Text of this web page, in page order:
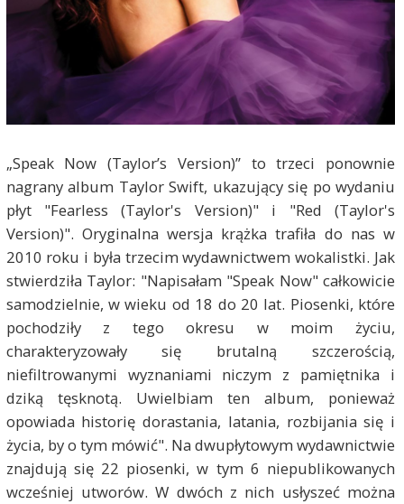
„Speak Now (Taylor’s Version)” to trzeci ponownie
nagrany album Taylor Swift, ukazujący się po wydaniu
płyt "Fearless (Taylor's Version)" i "Red (Taylor's
Version)". Oryginalna wersja krążka trafiła do nas w
2010 roku i była trzecim wydawnictwem wokalistki. Jak
stwierdziła Taylor: "Napisałam "Speak Now" całkowicie
samodzielnie, w wieku od 18 do 20 lat. Piosenki, które
pochodziły z tego okresu w moim życiu,
charakteryzowały się brutalną szczerością,
niefiltrowanymi wyznaniami niczym z pamiętnika i
dziką tęsknotą. Uwielbiam ten album, ponieważ
opowiada historię dorastania, latania, rozbijania się i
życia, by o tym mówić". Na dwupłytowym wydawnictwie
znajdują się 22 piosenki, w tym 6 niepublikowanych
wcześniej utworów. W dwóch z nich usłyszeć można